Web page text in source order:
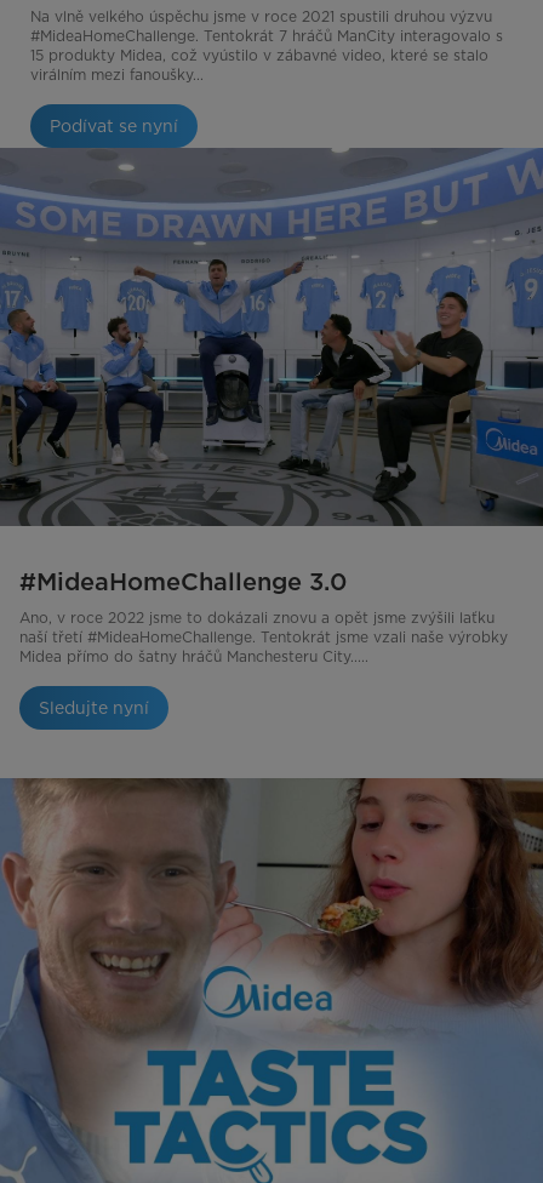
Na vlně velkého úspěchu jsme v roce 2021 spustili druhou výzvu
#MideaHomeChallenge. Tentokrát 7 hráčů ManCity interagovalo s
15 produkty Midea, což vyústilo v zábavné video, které se stalo
virálním mezi fanoušky...
Podívat se nyní
#MideaHomeChallenge 3.0
Ano, v roce 2022 jsme to dokázali znovu a opět jsme zvýšili laťku
naší třetí #MideaHomeChallenge. Tentokrát jsme vzali naše výrobky
Midea přímo do šatny hráčů Manchesteru City.....
Sledujte nyní